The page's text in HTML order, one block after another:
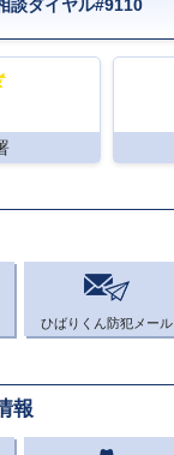
談ダイヤル#9110
ひばりくん防犯メール
報